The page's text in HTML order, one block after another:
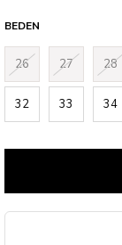
BEDEN
26 27 28
32 33 34